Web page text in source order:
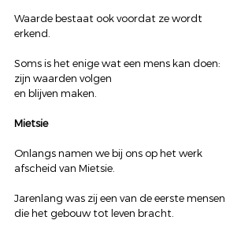
Waarde bestaat ook voordat ze wordt
erkend.
Soms is het enige wat een mens kan doen:
zijn waarden volgen
en blijven maken.
Mietsie
Onlangs namen we bij ons op het werk
afscheid van Mietsie.
Jarenlang was zij een van de eerste mensen
die het gebouw tot leven bracht.